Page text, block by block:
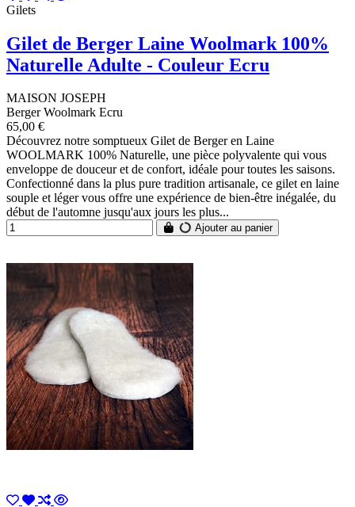
Gilets
Gilet de Berger Laine Woolmark 100%
Naturelle Adulte - Couleur Ecru
MAISON JOSEPH
Berger Woolmark Ecru
65,00 €
Découvrez notre somptueux Gilet de Berger en Laine
WOOLMARK 100% Naturelle, une pièce polyvalente qui vous
enveloppe de douceur et de confort, idéale pour toutes les saisons.
Confectionné dans la plus pure tradition artisanale, ce gilet en laine
souple et léger vous offre une expérience de bien-être inégalée, du
début de l'automne jusqu'aux jours les plus...
Ajouter au panier